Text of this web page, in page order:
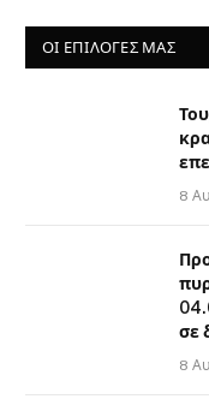
ΟΙ ΕΠΙΛΟΓΈΣ ΜΑΣ
8
σε
8